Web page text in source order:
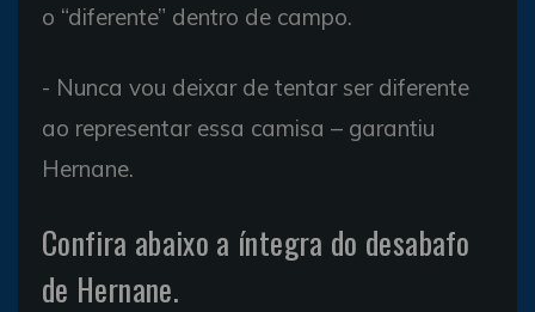
o “diferente” dentro de campo.
- Nunca vou deixar de tentar ser diferente
ao representar essa camisa – garantiu
Hernane.
Confira abaixo a íntegra do desabafo
de Hernane.